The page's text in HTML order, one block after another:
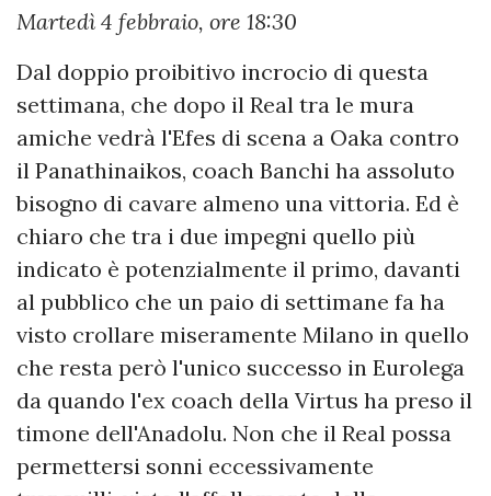
Martedì 4 febbraio, ore 18:30
Dal doppio proibitivo incrocio di questa
settimana, che dopo il Real tra le mura
amiche vedrà l'Efes di scena a Oaka contro
il Panathinaikos, coach Banchi ha assoluto
bisogno di cavare almeno una vittoria. Ed è
chiaro che tra i due impegni quello più
indicato è potenzialmente il primo, davanti
al pubblico che un paio di settimane fa ha
visto crollare miseramente Milano in quello
che resta però l'unico successo in Eurolega
da quando l'ex coach della Virtus ha preso il
timone dell'Anadolu. Non che il Real possa
permettersi sonni eccessivamente